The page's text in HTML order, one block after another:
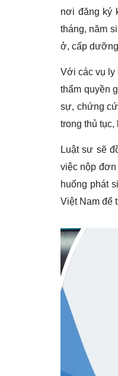
nơi đăng ký
tháng, năm
ở, cấp
Với các vụ ly
thẩm quyền
sự, chứng
trong thủ
Luật sư sẽ
việc nộp
huống phát
Việt Nam để